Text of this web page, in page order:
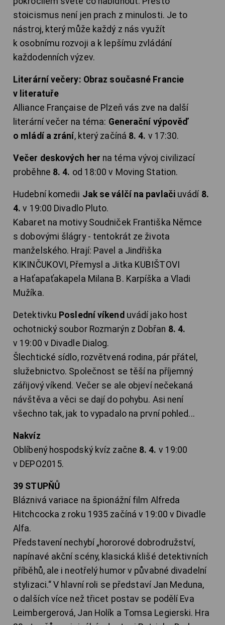
stoicismus není jen prach z minulosti. Je to
nástroj, který může každý z nás využít
k osobnímu rozvoji a k lepšímu zvládání
každodenních výzev.
Literární večery: Obraz současné Francie
v literatuře
Alliance Française de Plzeň vás zve na další
literární večer na téma: Generační výpověď
o mládí a zrání, který začíná 8. 4. v 17:30.
Večer deskových her na téma vývoj civilizací
proběhne 8. 4. od 18:00 v Moving Station.
Hudební komedii Jak se válčí na pavlačiuvádí 8.
4.v 19:00 Divadlo Pluto.
Kabaret na motivy Soudniček Františka Němce
s dobovými šlágry - tentokrát ze života
manželského. Hrají: Pavel a Jindřiška
KIKINČUKOVI, Přemysl a Jitka KUBIŠTOVI
a Haťapaťakapela Milana B. Karpíška a Vladi
Mužíka.
Detektivku Poslední víkend uvádí jako host
ochotnický soubor Rozmarýn z Dobřan 8. 4.
v 19:00 v Divadle Dialog.
Šlechtické sídlo, rozvětvená rodina, pár přátel,
služebnictvo. Společnost se těší na příjemný
zářijový víkend. Večer se ale objeví nečekaná
návštěva a věci se dají do pohybu. Asi není
všechno tak, jak to vypadalo na první pohled...
Nakvíz
Oblíbený hospodský kvíz začne 8. 4. v 19:00
v DEPO2015.
39 STUPŇŮ
Bláznivá variace na špionážní film Alfreda
Hitchcocka z roku 1935 začíná v 19:00 v Divadle
Alfa.
Představení nechybí „hororové dobrodružství,
napínavé akční scény, klasická klišé detektivních
příběhů, ale i neotřelý humor v půvabné divadelní
stylizaci.“ V hlavní roli se představí Jan Meduna,
o dalších více než třicet postav se podělí Eva
Leimbergerová, Jan Holík a Tomsa Legierski. Hra